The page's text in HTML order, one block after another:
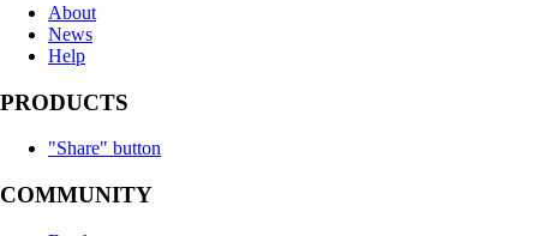
About
News
Help
PRODUCTS
"Share" button
COMMUNITY